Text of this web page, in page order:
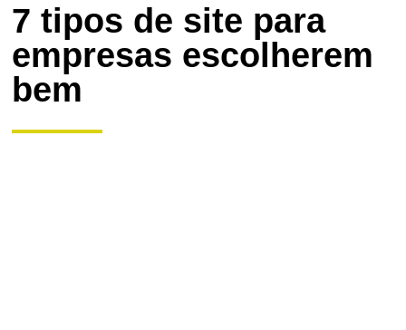
7 tipos de site para
empresas escolherem
bem